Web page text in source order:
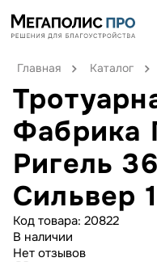
Главная Каталог
Фабрика
Ригель
Сильвер
Код товара: 20822
В наличии
Нет отзывов